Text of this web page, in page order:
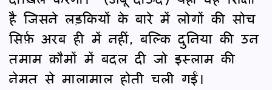
है जिसने लड़कियों के बारे में लोगों की सोच
सिर्फ़ अरब ही में नहीं, बल्कि दुनिया की उन
तमाम क़ौमों में बदल दी जो इस्लाम की
नेमत से मालामाल होती चली गईं।